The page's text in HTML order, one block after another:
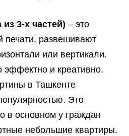
3-х частей) – это
печати, развешивают
или вертикали.
эффектно и креативно.
в Ташкенте
Это
в основном у граждан
небольшие квартиры.